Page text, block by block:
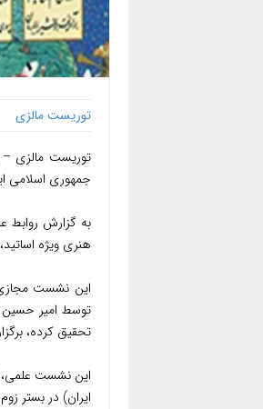
توریست مالزی
جمهوری اسلامی
به گزارش
هنری ویژه
این نشست
تحقیق کرده،
ایران) در بستر